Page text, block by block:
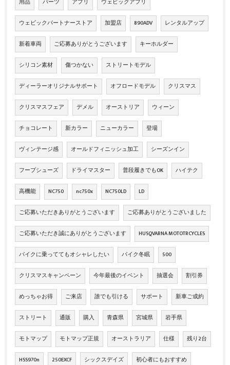
用品 パーツ アプリ ウェビックアプリ
ウェビックパートナーストア 加盟店 890ADV レンタルアップ
新着車両 ご応募ありがとうございます キーホルダー
シリコン素材 傷つかない ストリートモデル
ディーラーオリジナルサポート オフロードモデル クリスマス
クリスマスフェア デメル オーストリア ウィーン
チョコレート 新カラー ニューカラー 登場
ヴィンテージ感 オールドフィニッシュ加工 シーズンイン
フープシューズ ドライマスター 普段履きでもOK ハイテク
高機能 NC750 nc750x NC750LD LD
ご応募いただきありがとうございます ご応募ありがとうございました
ご応募いただき誠にありがとうございます HUSQVARNA MOTOTRCYCLES
バイクに乗っててもオシャレしたい バイク冬眠 500
クリスマスキャンペーン 今年最後のイベント 抽選会 割引券
めっちゃお得 ご来店 誰でも引ける サポート 新車ご成約
ストリート 通販 購入 青森県 宮城県 岩手県
モトマップ モトマップ正規 オーストラリア 仕様 残り2台
HSS970n 250EXCF シックスデイズ 初心者にもおすすめ